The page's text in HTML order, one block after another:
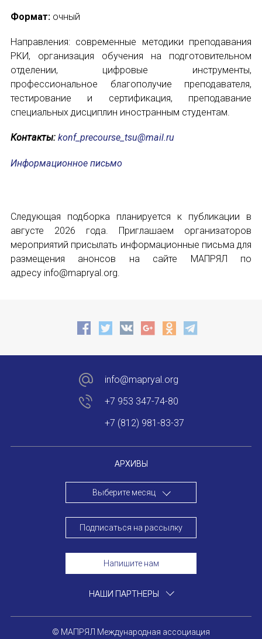
Формат: очный
Направления: современные методики преподавания
РКИ, организация обучения на подготовительном
отделении, цифровые инструменты,
профессиональное благополучие преподавателя,
тестирование и сертификация, преподавание
специальных дисциплин иностранным студентам.
Контакты: konf_precourse_tsu@mail.ru
Информационное письмо
Следующая подборка планируется к публикации в
августе 2026 года. Приглашаем организаторов
мероприятий присылать информационные письма для
размещения анонсов на сайте МАПРЯЛ по
адресу info@mapryal.org.
АРХИВЫ
Выберите месяц
Подписаться на рассылку
Напишите нам
info@mapryal.org
+7 953 347-74-80
+7 (812) 981-83-37
НАШИ ПАРТНЕРЫ
© МАПРЯЛ Международная ассоциация